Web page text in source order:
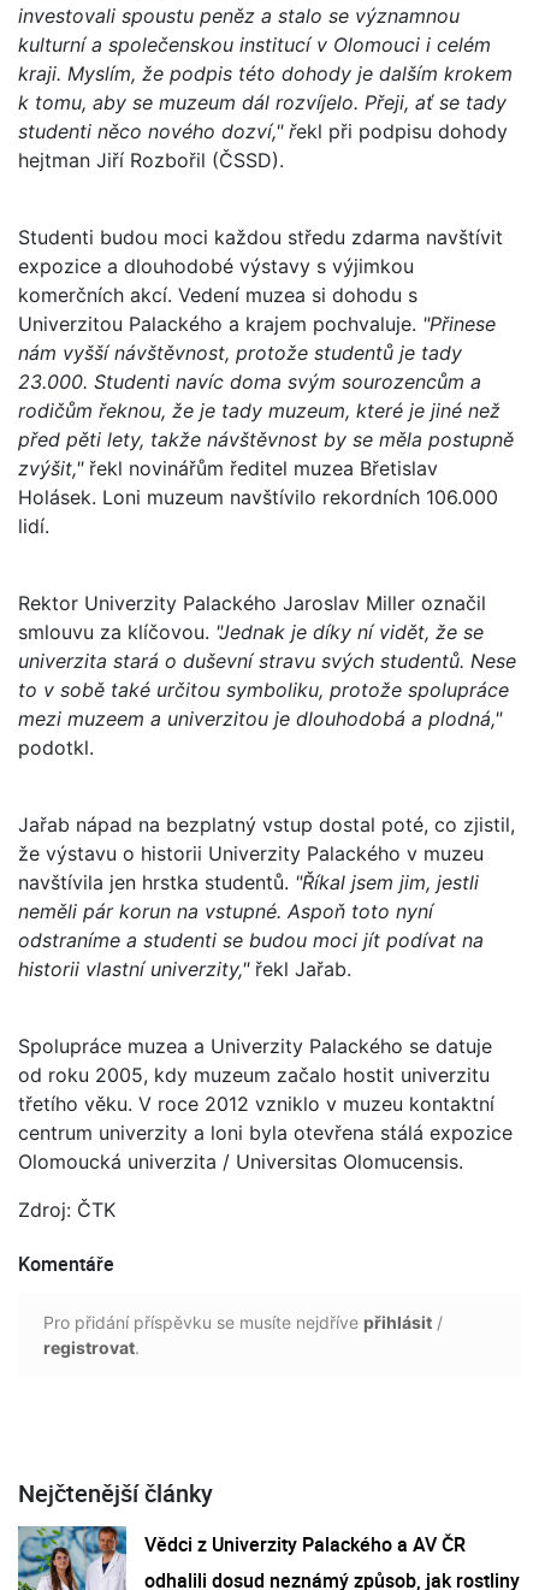
investovali spoustu peněz a stalo se významnou
kulturní a společenskou institucí v Olomouci i celém
kraji. Myslím, že podpis této dohody je dalším krokem
k tomu, aby se muzeum dál rozvíjelo. Přeji, ať se tady
studenti něco nového dozví," řekl při podpisu dohody
hejtman Jiří Rozbořil (ČSSD).
Studenti budou moci každou středu zdarma navštívit
expozice a dlouhodobé výstavy s výjimkou
komerčních akcí. Vedení muzea si dohodu s
Univerzitou Palackého a krajem pochvaluje. "Přinese
nám vyšší návštěvnost, protože studentů je tady
23.000. Studenti navíc doma svým sourozencům a
rodičům řeknou, že je tady muzeum, které je jiné než
před pěti lety, takže návštěvnost by se měla postupně
zvýšit," řekl novinářům ředitel muzea Břetislav
Holásek. Loni muzeum navštívilo rekordních 106.000
lidí.
Rektor Univerzity Palackého Jaroslav Miller označil
smlouvu za klíčovou. "Jednak je díky ní vidět, že se
univerzita stará o duševní stravu svých studentů. Nese
to v sobě také určitou symboliku, protože spolupráce
mezi muzeem a univerzitou je dlouhodobá a plodná,"
podotkl.
Jařab nápad na bezplatný vstup dostal poté, co zjistil,
že výstavu o historii Univerzity Palackého v muzeu
navštívila jen hrstka studentů. "Říkal jsem jim, jestli
neměli pár korun na vstupné. Aspoň toto nyní
odstraníme a studenti se budou moci jít podívat na
historii vlastní univerzity,"řekl Jařab.
Spolupráce muzea a Univerzity Palackého se datuje
od roku 2005, kdy muzeum začalo hostit univerzitu
třetího věku. V roce 2012 vzniklo v muzeu kontaktní
centrum univerzity a loni byla otevřena stálá expozice
Olomoucká univerzita / Universitas Olomucensis.
Zdroj: ČTK
Komentáře
Pro přidání příspěvku se musíte nejdříve přihlásit /
registrovat.
Nejčtenější články
Vědci z Univerzity Palackého a AV ČR
odhalili dosud neznámý způsob, jak rostliny